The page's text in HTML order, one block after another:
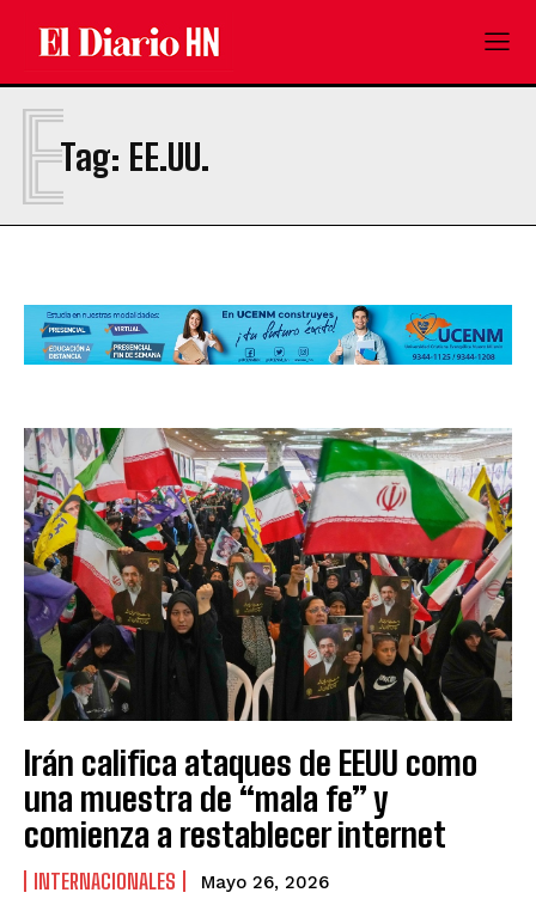
Tag: EE.UU.
E
Irán califica ataques de EEUU como
una muestra de “mala fe” y
comienza a restablecer internet
INTERNACIONALES Mayo 26, 2026